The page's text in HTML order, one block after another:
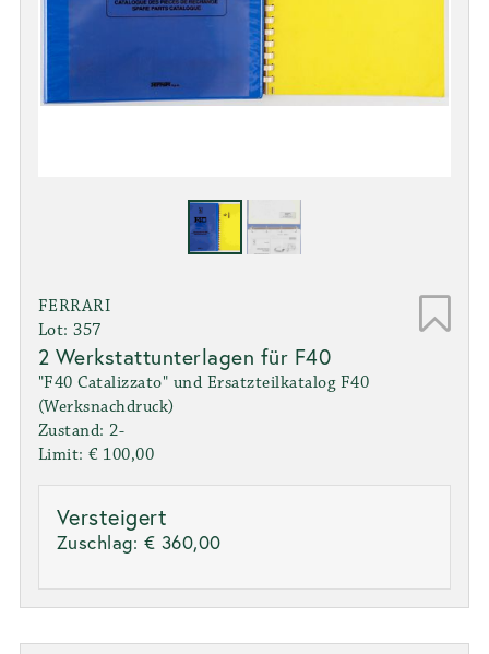
FERRARI
Lot: 357
2 Werkstattunterlagen für F40
"F40 Catalizzato" und Ersatzteilkatalog F40
(Werksnachdruck)
Zustand: 2-
Limit: € 100,00
Versteigert
Zuschlag: € 360,00